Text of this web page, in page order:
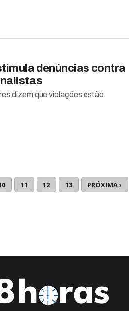
denúncias contra
dizem que violações estão
11 12 13
PRÓXIMA ›